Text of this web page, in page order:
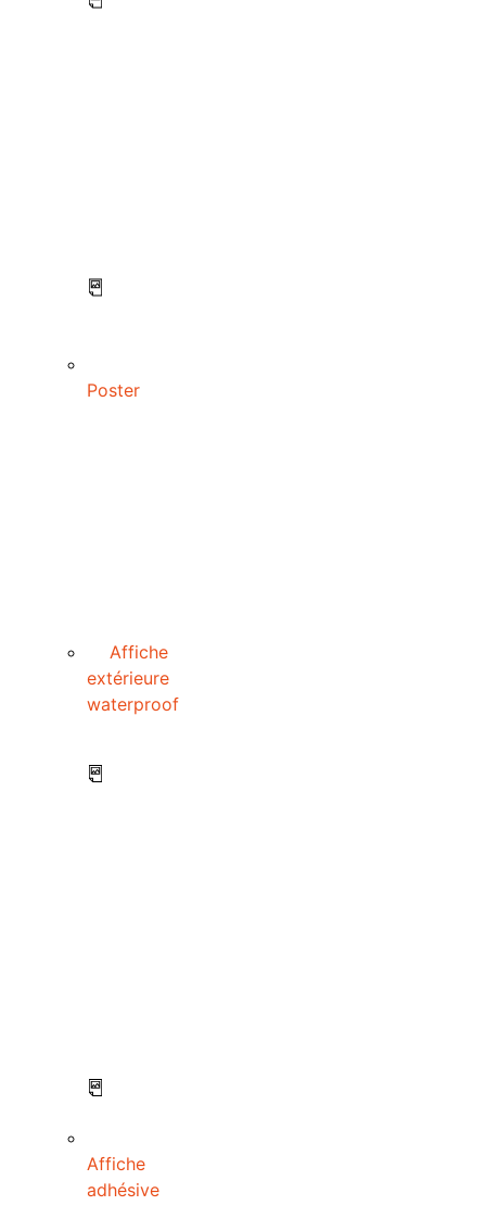
Affiche
extérieure
waterproof
Poster
Affiche
adhésive